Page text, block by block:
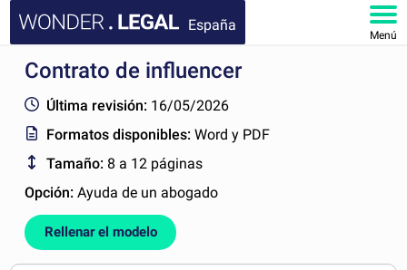
España
Menú
INICIO
DOCUMENTOS
FAQ
MI CUENTA
Contrato de influencer
Última revisión: 16/05/2026
Formatos disponibles:Word y PDF
Tamaño: 8 a 12 páginas
Opción:Ayuda de un abogado
Rellenar el modelo